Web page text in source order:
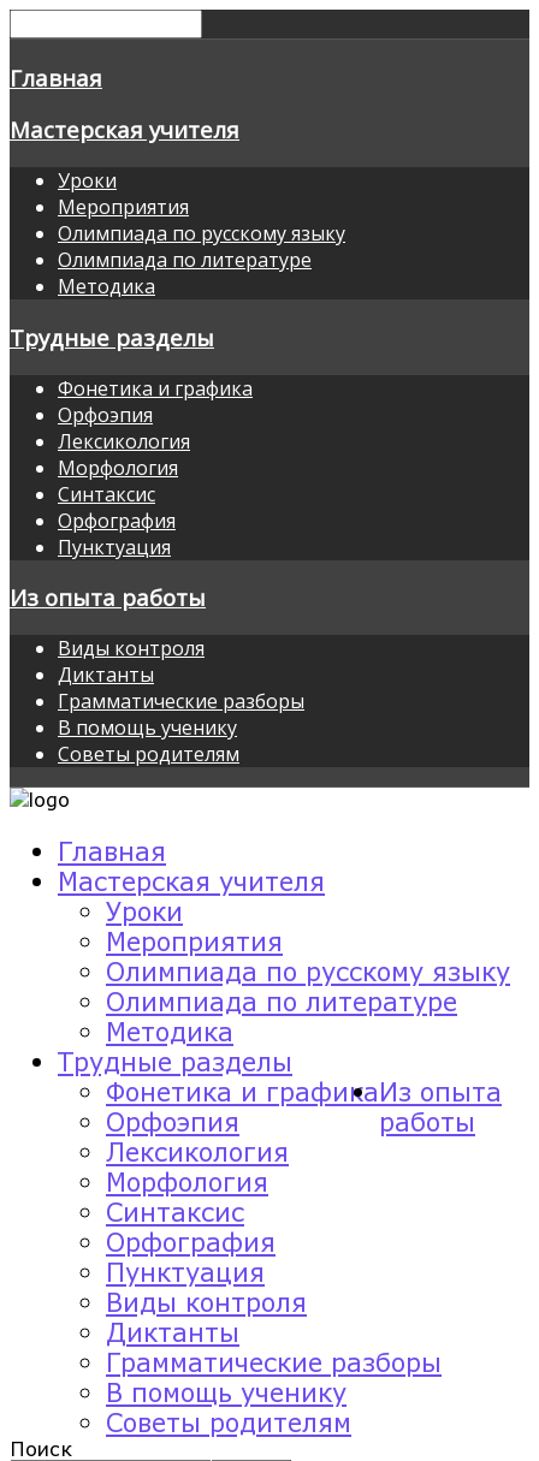
Главная
Мастерская учителя
Уроки
Мероприятия
Олимпиада по русскому языку
Олимпиада по литературе
Методика
Трудные разделы
Фонетика и графика
Орфоэпия
Лексикология
Морфология
Синтаксис
Орфография
Пунктуация
Из опыта работы
Виды контроля
Диктанты
Грамматические разборы
В помощь ученику
Советы родителям
Главная
Мастерская учителя
Уроки
Мероприятия
Олимпиада по русскому языку
Олимпиада по литературе
Методика
Трудные разделы
Фонетика и графика
Орфоэпия
Лексикология
Морфология
Синтаксис
Орфография
Пунктуация
Из опыта
работы
Виды контроля
Диктанты
Грамматические разборы
В помощь ученику
Советы родителям
Поиск